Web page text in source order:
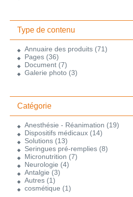
Type de contenu
Annuaire des produits (71)
Pages (36)
Document (7)
Galerie photo (3)
Catégorie
Anesthésie - Réanimation (19)
Dispositifs médicaux (14)
Solutions (13)
Seringues pré-remplies (8)
Micronutrition (7)
Neurologie (4)
Antalgie (3)
Autres (1)
cosmétique (1)